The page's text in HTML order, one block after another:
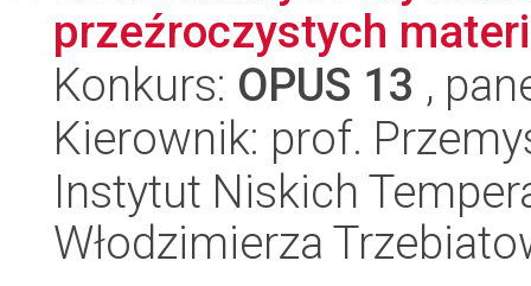
przeźroczystych
Konkurs: OPUS 13 ,
Kierownik: prof.
Instytut Niskich
Włodzimierza